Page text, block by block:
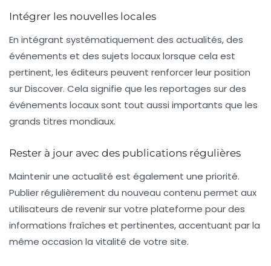
Intégrer les nouvelles locales
En intégrant systématiquement des actualités, des
événements et des sujets locaux lorsque cela est
pertinent, les éditeurs peuvent renforcer leur position
sur Discover. Cela signifie que les reportages sur des
événements locaux sont tout aussi importants que les
grands titres mondiaux.
Rester à jour avec des publications régulières
Maintenir une actualité est également une priorité.
Publier régulièrement du nouveau contenu permet aux
utilisateurs de revenir sur votre plateforme pour des
informations fraîches et pertinentes, accentuant par la
même occasion la vitalité de votre site.